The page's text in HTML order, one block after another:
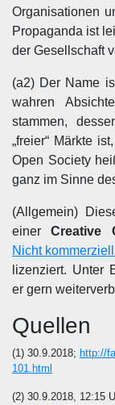
Organisationen
Propaganda ist
der Gesellschaft
(a2) Der Name
wahren
stammen,
„freier“ Märkte
Open Society
ganz im Sinne
(Allgemein)
einerCreative
Nicht
lizenziert. Unter
er gern
Quellen
(1) 30.9.2018; http://
101.html
(2) 30.9.2018, 12:15